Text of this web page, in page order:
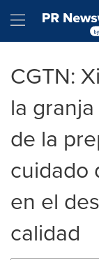
Hamburger
CGTN:
la
de la
cuidado
en el
calidad